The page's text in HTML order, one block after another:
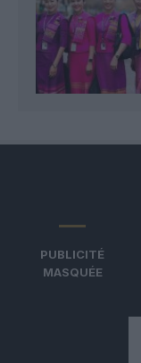
PUBLICITÉ
MASQUÉE